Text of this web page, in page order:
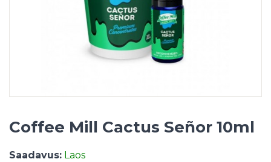
Coffee Mill Cactus Señor 10ml
Saadavus: Laos